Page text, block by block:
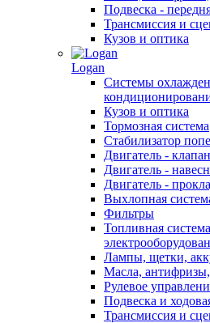
Подвеска -
Трансмиссия и
Кузов и оптика
Logan
Системы
Кузов и оптика
Тормозная система
Стабилизатор
Двигатель -
Двигатель -
Двигатель -
Выхлопная
Фильтры
Топливная
Лампы, щетки,
Масла,
Рулевое
Подвеска и
Трансмиссия и